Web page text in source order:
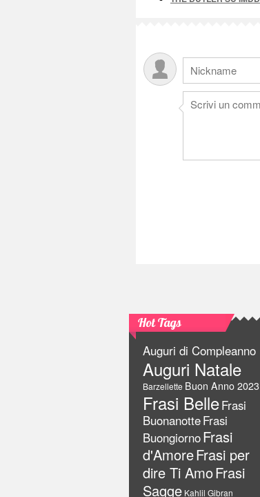
Hot Tags
Auguri di Compleanno
Auguri Natale
Barzellette Buon Anno 2023
Frasi BelleFrasi
BuonanotteFrasi
BuongiornoFrasi
d'AmoreFrasi per
dire Ti AmoFrasi
Sagge Kahlil Gibran